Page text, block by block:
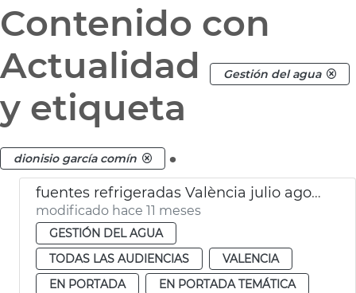
Contenido con
Actualidad
Gestión del agua
y etiqueta
dionisio garcía comín .
fuentes refrigeradas València julio agosto 2025
modificado hace 11 meses
GESTIÓN DEL AGUA
TODAS LAS AUDIENCIAS
VALENCIA
EN PORTADA
EN PORTADA TEMÁTICA